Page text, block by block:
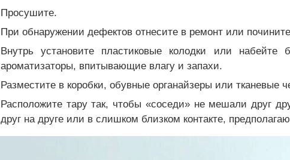
Просушите.
При обнаружении дефектов отнесите в ремонт или
Внутрь установите пластиковые колодки или набейте
ароматизаторы, впитывающие влагу и запахи.
Разместите в коробки, обувные органайзеры или тканевые
Расположите тару так, чтобы «соседи» не мешали друг
друг на друге или в слишком близком контакте,